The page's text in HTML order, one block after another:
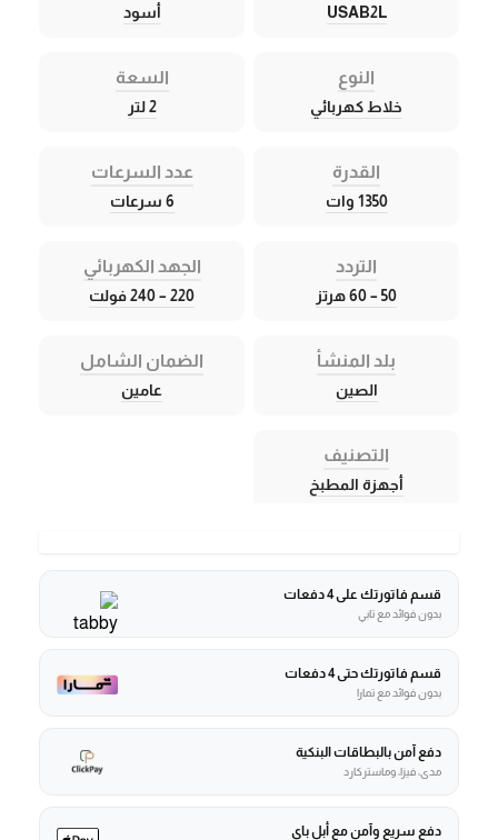
USAB2L أسود
النوع
خلاط كهربائي
السعة
2 لتر
القدرة
1350 وات
عدد السرعات
6 سرعات
التردد
50 – 60 هرتز
الجهد الكهربائي
220 – 240 فولت
بلد المنشأ
الصين
الضمان الشامل
عامين
التصنيف
أجهزة المطبخ
قسم فاتورتك على 4 دفعات
بدون فوائد مع تابي
قسم فاتورتك حتى 4 دفعات
بدون فوائد مع تمارا
دفع آمن بالبطاقات البنكية
مدى، فيزا، وماستركارد
دفع سريع وآمن مع أبل باي